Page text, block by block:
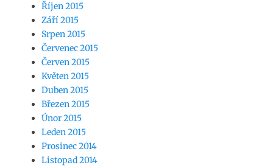
Říjen 2015
Září 2015
Srpen 2015
Červenec 2015
Červen 2015
Květen 2015
Duben 2015
Březen 2015
Únor 2015
Leden 2015
Prosinec 2014
Listopad 2014